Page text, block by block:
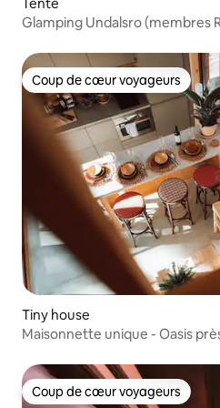
Glamping Undalsro (membres
Coup de cœur voyageurs
Coup de cœur voyageurs
Tiny house
Maisonnette unique - Oasis
Coup de cœur voyageurs
Coup de cœur voyageurs